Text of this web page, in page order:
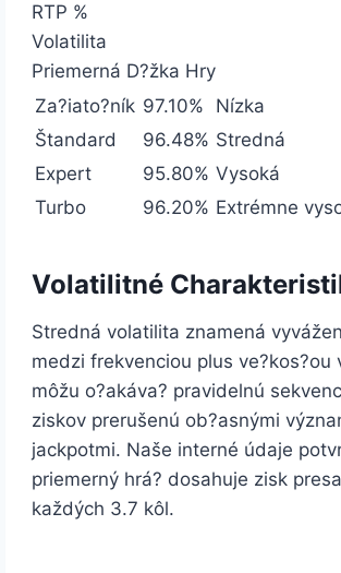
RTP %
Volatilita
Priemerná D?žka Hry
Za?iato?ník 97.10% Nízka
Štandard
96.48% Stredná
Expert
95.80% Vysoká
Turbo
96.20% Extrémne
Volatilitné
Stredná volatilita znamená
medzi frekvenciou plus ve?kos?ou
môžu o?akáva? pravidelnú
ziskov prerušenú ob?asnými
jackpotmi. Naše interné údaje
priemerný hrá? dosahuje zisk
každých 3.7 kôl.